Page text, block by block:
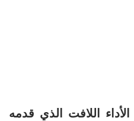
اللافت الذي قدمه